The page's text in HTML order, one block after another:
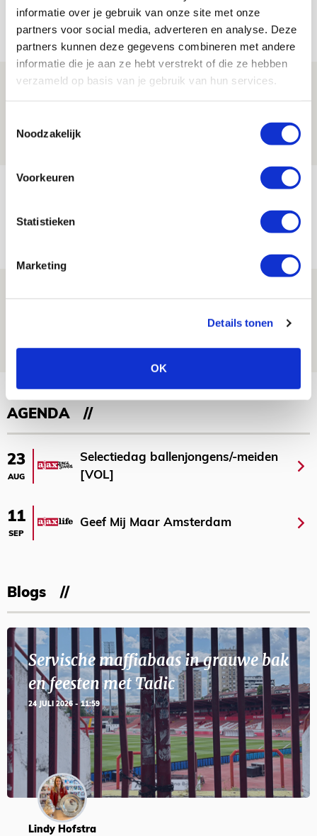
informatie over je gebruik van onze site met onze
partners voor social media, adverteren en analyse. Deze
partners kunnen deze gegevens combineren met andere
informatie die je aan ze hebt verstrekt of die ze hebben
verzameld op basis van je gebruik van hun services.
Noodzakelijk
Voorkeuren
Statistieken
Marketing
Details tonen
OK
Net binnen //
Drie dingen die je moet weten over PEC
Zwolle - Ajax
Míchels elf: met welke formatie begin
NIEUWS
Bekijk meer
AGENDA
23
AUG
Selectiedag ballenjongens/-meiden
[VOL]
11
SEP
Geef Mij Maar Amsterdam
Blogs
Servische maffiabaas in grauwe bak
en feesten met Tadic
24 JULI 2026 - 11:59
Lindy Hofstra